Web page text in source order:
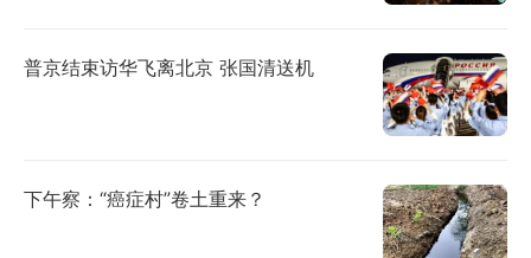
普京结束访华飞离北京 张国清送机
下午察：“癌症村”卷土重来？